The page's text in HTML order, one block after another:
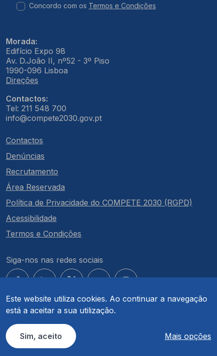
Este website utiliza cookies. Ao continuar a navegação
está a aceitar a sua utilização.
Sim, aceito Mais opções
Concordo com os Termos e Condições
Morada:
Edifício Expo 98
Av. D.João II, nº52 - 3º Piso
1990-096 Lisboa
Direções
Contactos:
Tel: 211 548 700
info@compete2030.gov.pt
Contactos
Denúncias
Recrutamento
Área Reservada
Política de Privacidade do COMPETE 2030 (RGPD)
Acessibilidade
Termos e Condições
Siga-nos nas redes sociais
© COMPETE 2030. Todos os direitos reservados.